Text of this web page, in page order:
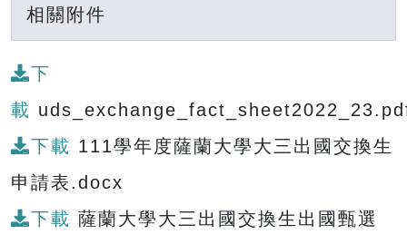
相關附件
下
載
下載 111學年度薩蘭大學大三出國交換生
申請表.docx
下載 薩蘭大學大三出國交換生出國甄選